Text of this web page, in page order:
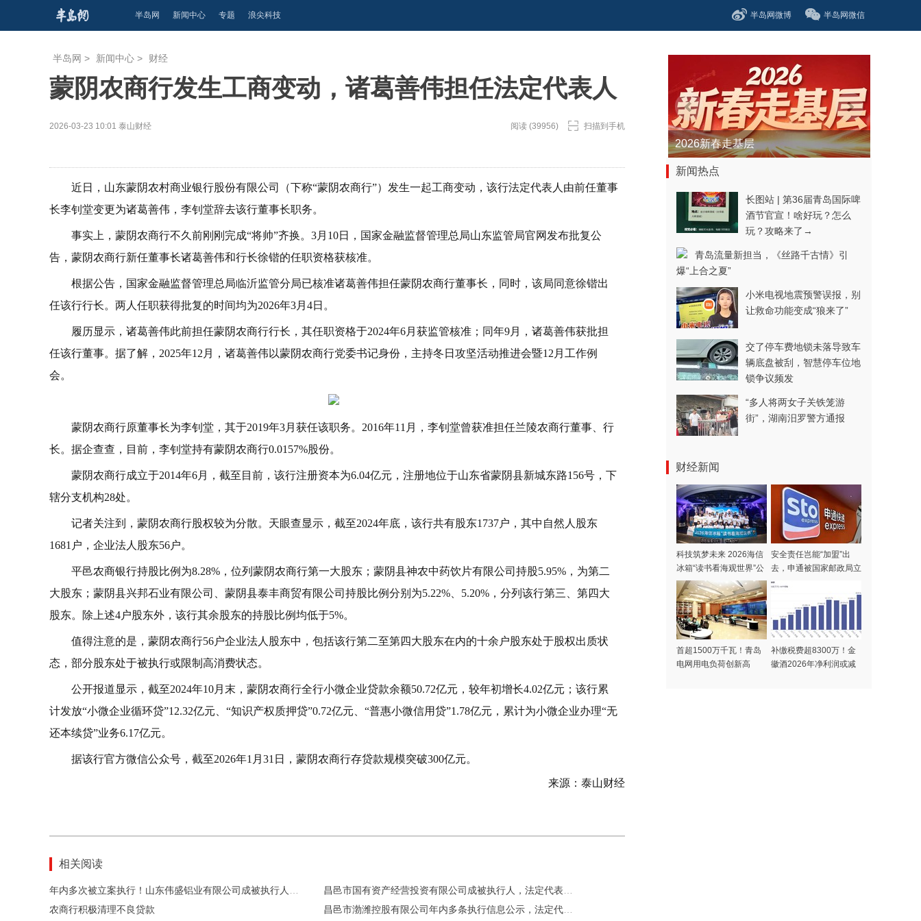
半岛网 新闻中心 专题 浪尖科技 半岛网微博 半岛网微信
半岛网 > 新闻中心 > 财经
蒙阴农商行发生工商变动，诸葛善伟担任法定代表人
2026-03-23 10:01 泰山财经 阅读 (39956) 扫描到手机
近日，山东蒙阴农村商业银行股份有限公司（下称“蒙阴农商行”）发生一起工商变动，该行法定代表人由前任董事
长李钊堂变更为诸葛善伟，李钊堂辞去该行董事长职务。
事实上，蒙阴农商行不久前刚刚完成“将帅”齐换。3月10日，国家金融监督管理总局山东监管局官网发布批复公
告，蒙阴农商行新任董事长诸葛善伟和行长徐锴的任职资格获核准。
根据公告，国家金融监督管理总局临沂监管分局已核准诸葛善伟担任蒙阴农商行董事长，同时，该局同意徐锴出
任该行行长。两人任职获得批复的时间均为2026年3月4日。
履历显示，诸葛善伟此前担任蒙阴农商行行长，其任职资格于2024年6月获监管核准；同年9月，诸葛善伟获批担
任该行董事。据了解，2025年12月，诸葛善伟以蒙阴农商行党委书记身份，主持冬日攻坚活动推进会暨12月工作例
会。
蒙阴农商行原董事长为李钊堂，其于2019年3月获任该职务。2016年11月，李钊堂曾获准担任兰陵农商行董事、行
长。据企查查，目前，李钊堂持有蒙阴农商行0.0157%股份。
蒙阴农商行成立于2014年6月，截至目前，该行注册资本为6.04亿元，注册地位于山东省蒙阴县新城东路156号，下
辖分支机构28处。
记者关注到，蒙阴农商行股权较为分散。天眼查显示，截至2024年底，该行共有股东1737户，其中自然人股东
1681户，企业法人股东56户。
平邑农商银行持股比例为8.28%，位列蒙阴农商行第一大股东；蒙阴县神农中药饮片有限公司持股5.95%，为第二
大股东；蒙阴县兴邦石业有限公司、蒙阴县泰丰商贸有限公司持股比例分别为5.22%、5.20%，分列该行第三、第四大
股东。除上述4户股东外，该行其余股东的持股比例均低于5%。
值得注意的是，蒙阴农商行56户企业法人股东中，包括该行第二至第四大股东在内的十余户股东处于股权出质状
态，部分股东处于被执行或限制高消费状态。
公开报道显示，截至2024年10月末，蒙阴农商行全行小微企业贷款余额50.72亿元，较年初增长4.02亿元；该行累
计发放“小微企业循环贷”12.32亿元、“知识产权质押贷”0.72亿元、“普惠小微信用贷”1.78亿元，累计为小微企业办理“无
还本续贷”业务6.17亿元。
据该行官方微信公众号，截至2026年1月31日，蒙阴农商行存贷款规模突破300亿元。
来源：泰山财经
相关阅读
农商行积极清理不良贷款
青春逐梦正当时——聚焦2026年中...
新闻热点
长图站 | 第36届青岛国际啤
酒节官宣！啥好玩？怎么
玩？攻略来了→
青岛流量新担当，《丝路千古情》引
爆“上合之夏”
小米电视地震预警误报，别
让救命功能变成“狼来了”
交了停车费地锁未落导致车
辆底盘被刮，智慧停车位地
锁争议频发
“多人将两女子关铁笼游
街”，湖南汨罗警方通报
财经新闻
科技筑梦未来 2026海信
冰箱“读书看海观世界”公
益夏令营开营
安全责任岂能“加盟”出
去，申通被国家邮政局立
案调查
首超1500万千瓦！青岛
电网用电负荷创新高
补缴税费超8300万！金
徽酒2026年净利润或减